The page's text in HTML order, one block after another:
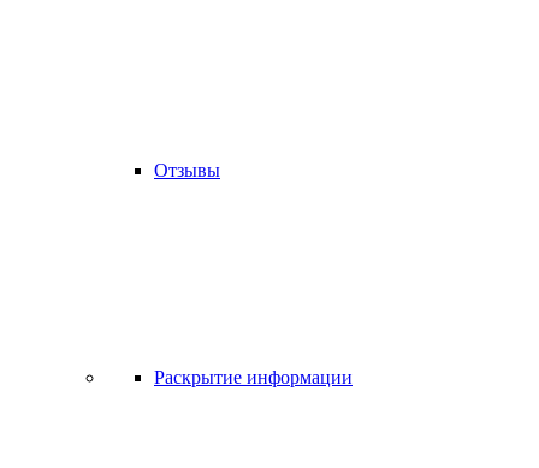
Отзывы
Раскрытие информации